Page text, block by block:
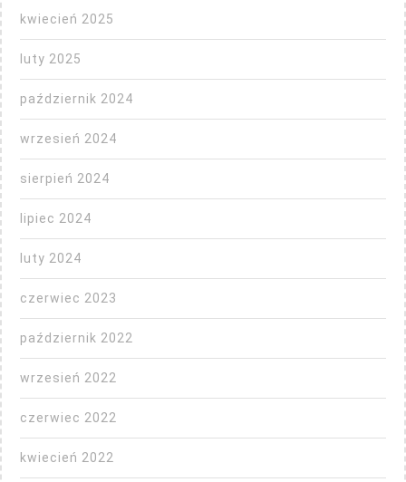
kwiecień 2025
luty 2025
październik 2024
wrzesień 2024
sierpień 2024
lipiec 2024
luty 2024
czerwiec 2023
październik 2022
wrzesień 2022
czerwiec 2022
kwiecień 2022